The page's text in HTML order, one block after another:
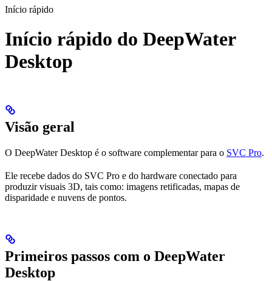
Início rápido
Início rápido do DeepWater
Desktop
Visão geral
O DeepWater Desktop é o software complementar para o SVC Pro.
Ele recebe dados do SVC Pro e do hardware conectado para
produzir visuais 3D, tais como: imagens retificadas, mapas de
disparidade e nuvens de pontos.
Primeiros passos com o DeepWater
Desktop